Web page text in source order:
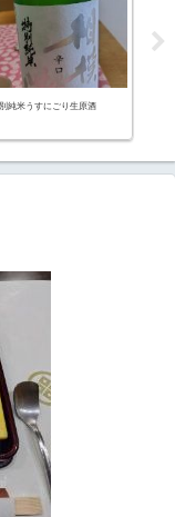
純米うすにごり生原酒